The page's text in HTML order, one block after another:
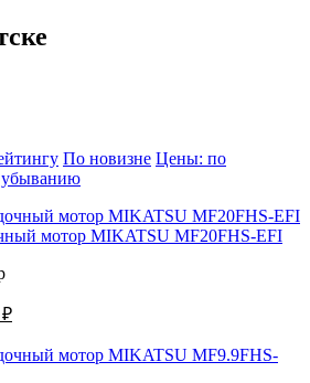
По новизне Цены: по
мотор MIKATSU MF20FHS-EFI
₽